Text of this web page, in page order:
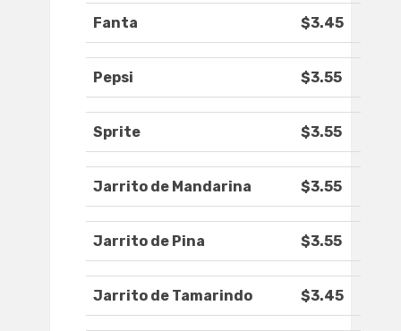
Fanta $3.45
Pepsi $3.55
Sprite $3.55
Jarrito de Mandarina $3.55
Jarrito de Pina $3.55
Jarrito de Tamarindo $3.45